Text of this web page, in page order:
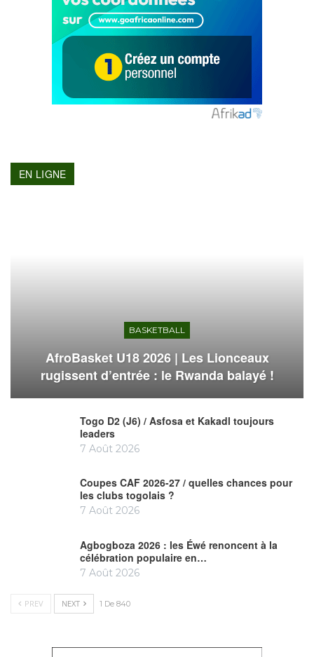
EN LIGNE
BASKETBALL
AfroBasket U18 2026 | Les Lionceaux
rugissent d’entrée : le Rwanda balayé !
Togo D2 (J6) / Asfosa et Kakadl toujours
leaders
7 Août 2026
Coupes CAF 2026-27 / quelles chances pour
les clubs togolais ?
7 Août 2026
Agbogboza 2026 : les Éwé renoncent à la
célébration populaire en…
7 Août 2026
PREV NEXT 1 De 840